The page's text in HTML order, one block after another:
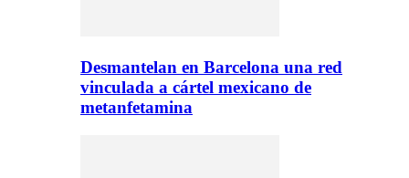
Desmantelan en Barcelona una red
vinculada a cártel mexicano de
metanfetamina